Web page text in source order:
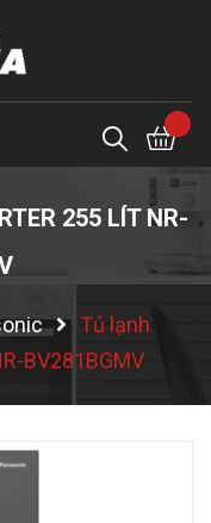
255 LÍT NR-
Tủ lạnh
BV281BGMV